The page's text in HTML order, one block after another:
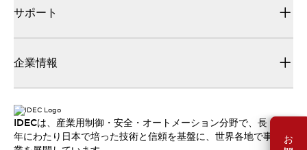
サポート
企業情報
IDECは、産業用制御・安全・オートメーション分野で、長
年にわたり日本で培った技術と信頼を基盤に、世界各地で事